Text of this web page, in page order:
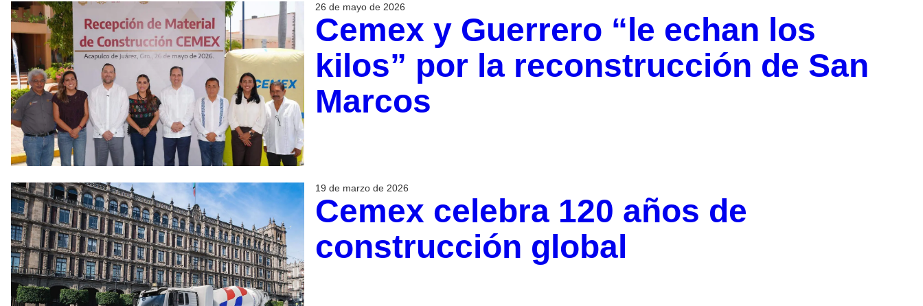
26 de mayo de 2026
Cemex y Guerrero “le echan los
kilos” por la reconstrucción de San
Marcos
19 de marzo de 2026
Cemex celebra 120 años de
construcción global